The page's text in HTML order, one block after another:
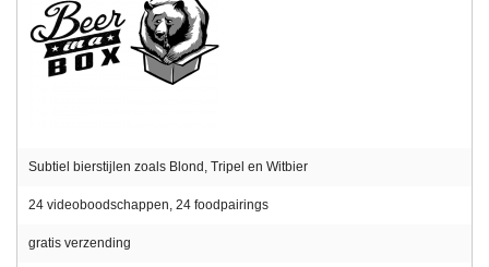
Subtiel bierstijlen zoals Blond, Tripel en Witbier
24 videoboodschappen, 24 foodpairings
gratis verzending